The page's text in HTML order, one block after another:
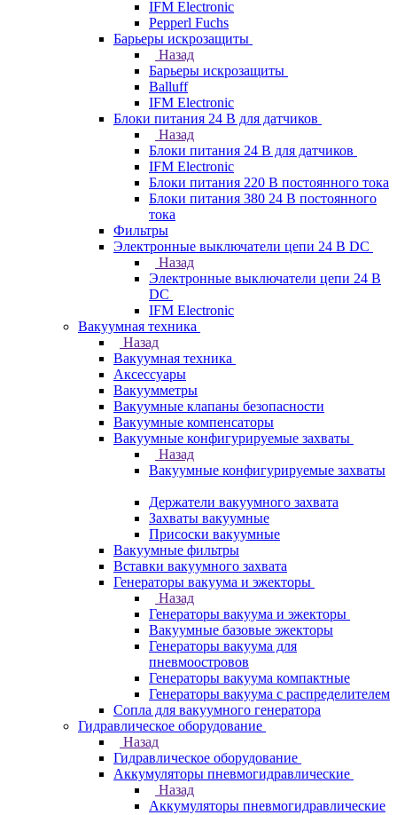
IFM Electronic
Pepperl Fuchs
Барьеры искрозащиты
Назад
Барьеры искрозащиты
Balluff
IFM Electronic
Блоки питания 24 В для датчиков
Назад
Блоки питания 24 В для датчиков
IFM Electronic
Блоки питания 220 В постоянного тока
Блоки питания 380 24 В постоянного
тока
Фильтры
Электронные выключатели цепи 24 В DC
Назад
Электронные выключатели цепи 24 В
DC
IFM Electronic
Вакуумная техника
Назад
Вакуумная техника
Аксессуары
Вакуумметры
Вакуумные клапаны безопасности
Вакуумные компенсаторы
Вакуумные конфигурируемые захваты
Назад
Вакуумные конфигурируемые захваты
Держатели вакуумного захвата
Захваты вакуумные
Присоски вакуумные
Вакуумные фильтры
Вставки вакуумного захвата
Генераторы вакуума и эжекторы
Назад
Генераторы вакуума и эжекторы
Вакуумные базовые эжекторы
Генераторы вакуума для
пневмоостровов
Генераторы вакуума компактные
Генераторы вакуума с распределителем
Сопла для вакуумного генератора
Гидравлическое оборудование
Назад
Гидравлическое оборудование
Аккумуляторы пневмогидравлические
Назад
Аккумуляторы пневмогидравлические